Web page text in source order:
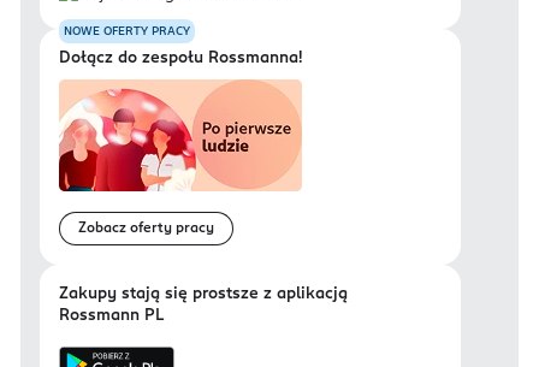
NOWE OFERTY PRACY
Dołącz do zespołu Rossmanna!
Zobacz oferty pracy
Zakupy stają się prostsze z aplikacją
Rossmann PL